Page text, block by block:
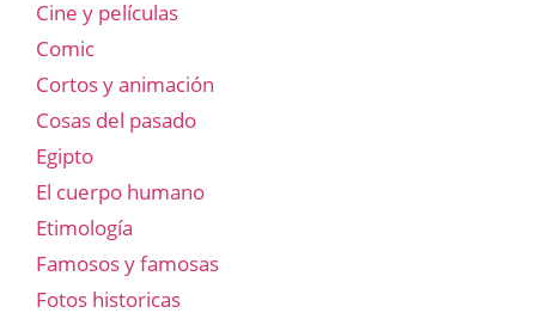
Cine y películas
Comic
Cortos y animación
Cosas del pasado
Egipto
El cuerpo humano
Etimología
Famosos y famosas
Fotos historicas